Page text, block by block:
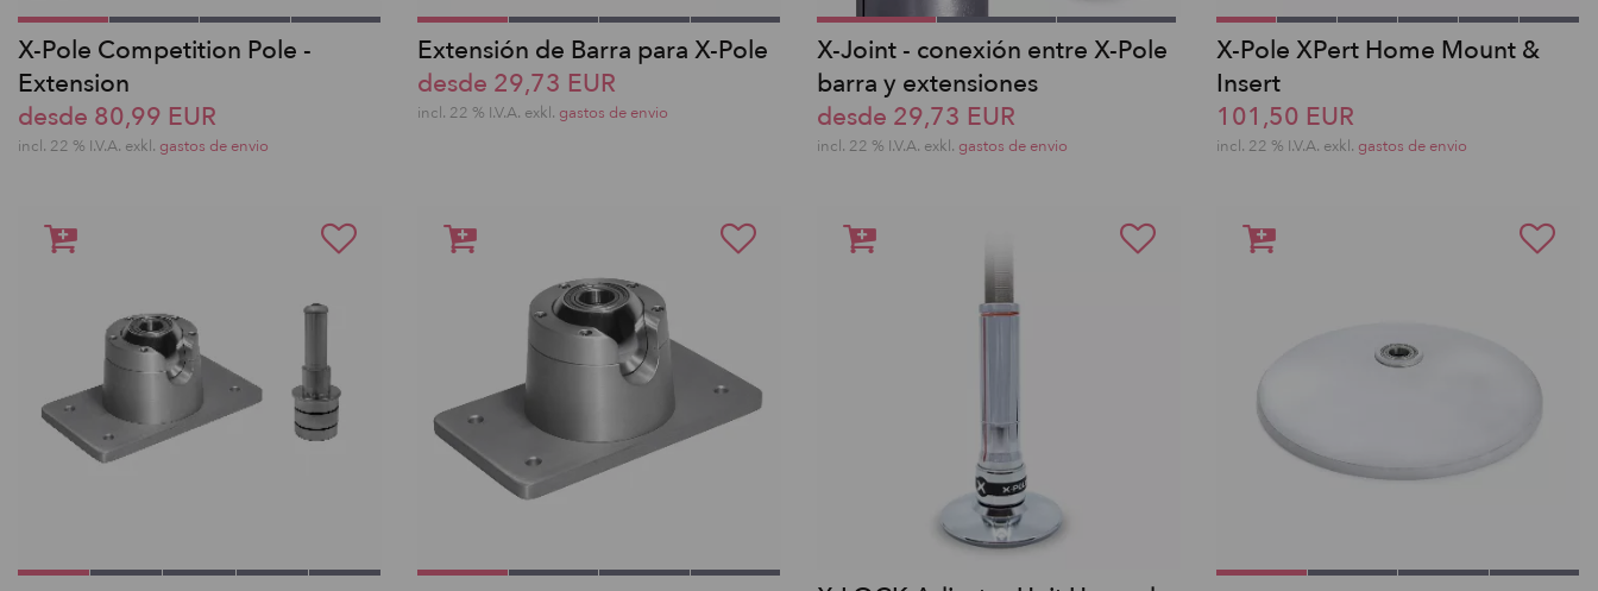
X-Pole Competition Pole -
Extension
desde 80,99 EUR
incl. 22 % I.V.A. exkl. gastos de envio
Extensión de Barra para X-Pole
desde 29,73 EUR
incl. 22 % I.V.A. exkl. gastos de envio
X-Joint - conexión entre X-Pole
barra y extensiones
desde 29,73 EUR
incl. 22 % I.V.A. exkl. gastos de envio
X-Pole XPert Home Mount &
Insert
101,50 EUR
incl. 22 % I.V.A. exkl. gastos de envio